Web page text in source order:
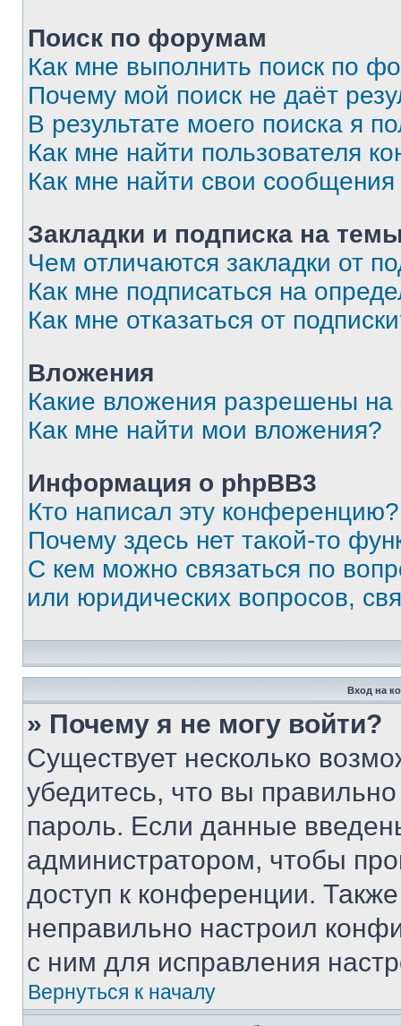
Поиск по форумам
Как мне выполнить поиск по
Почему мой поиск не даёт
В результате моего поиска я
Как мне найти пользователя
Как мне найти свои
Закладки и подписка на
Чем отличаются закладки от
Как мне подписаться на
Как мне отказаться от
Вложения
Какие вложения разрешены
Как мне найти мои вложения?
Информация о phpBB3
Кто написал эту конференцию?
Почему здесь нет такой-то
С кем можно связаться по
или юридических вопросов,
Вход на
» Почему я не могу войти?
Существует несколько
убедитесь, что вы
пароль. Если данные
администратором, чтобы
доступ к конференции.
неправильно настроил
с ним для исправления
Вернуться к началу